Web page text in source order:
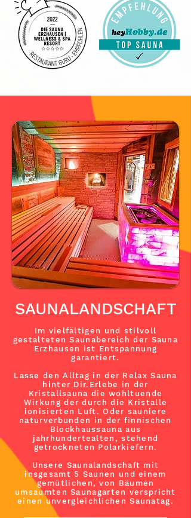
SAUNALANDSCHAFT
Im vielfältigen und stilvoll
gestalteten Saunabereich der Sauna
Erzhausen ist Entspannung
garantiert.
Lasse den Alltag in der Relax Sauna
hinter Dir. Erlebe in der
Kristallsauna die wohltuende
Wirkung der durch die Kristalle
ionisierten Luft. Oder sauniere
naturverbunden in der finnischen
Blockhaussauna aus
jahrhundertealten, stehend
getrockneten Polarkiefern.
Unsere Saunalandschaft mit
insgesamt 5 Saunen und einem
gemütlichen, von Bäumen
umsäumten Saunagarten verspricht
einen unvergleichlichen Saunatag.